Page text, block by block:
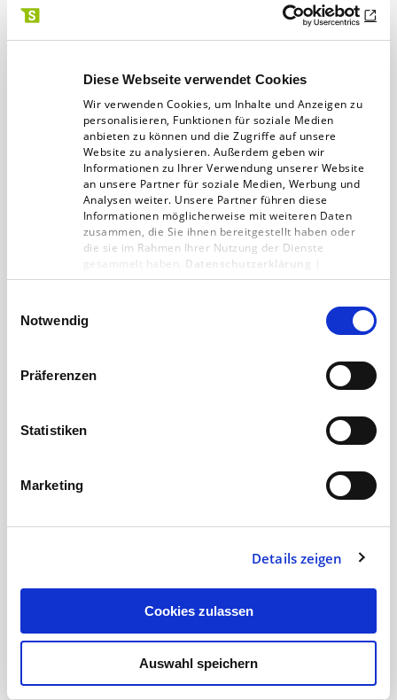
Diese Webseite verwendet Cookies
Wir verwenden Cookies, um Inhalte und Anzeigen zu
personalisieren, Funktionen für soziale Medien
anbieten zu können und die Zugriffe auf unsere
Website zu analysieren. Außerdem geben wir
Informationen zu Ihrer Verwendung unserer Website
an unsere Partner für soziale Medien, Werbung und
Analysen weiter. Unsere Partner führen diese
Informationen möglicherweise mit weiteren Daten
zusammen, die Sie ihnen bereitgestellt haben oder
die sie im Rahmen Ihrer Nutzung der Dienste
gesammelt haben. Datenschutzerklärung
Impressum
Notwendig
Präferenzen
Statistiken
Marketing
Details zeigen
Cookies zulassen
Auswahl speichern
Nach monatelanger Unsicherheit gibt es
endlich Entspannung: In den Trilog-
Verhandlungen haben EU-Parlament und
Mitgliedstaaten eine politische…
GESCHAFFT! 02.06.26 < 1 min
Fortschritt zusammengehören
damit Platz für Neues entsteht. Altes,
Überflüssiges, Störendes, Belastendes über
Bord werfen, damit man…